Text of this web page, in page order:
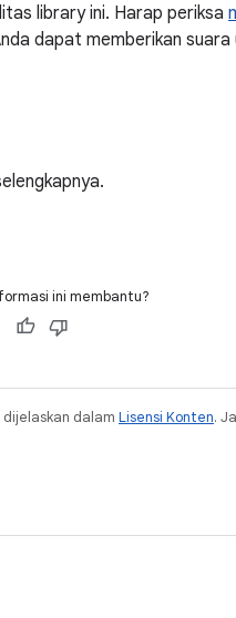
library ini. Harap periksa
dapat memberikan
ini membantu?
dalam Lisensi Konten.